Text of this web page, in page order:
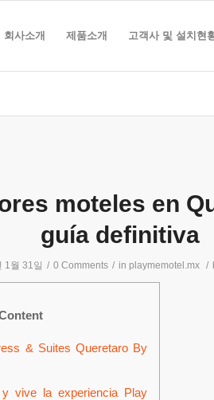
회사소개 제품소개 고객사 및 설치현
moteles en
guía definitiva
1월 31일 / 0 Comments / in playmemotel.mx /
& Suites Queretaro By
y vive la experiencia Play